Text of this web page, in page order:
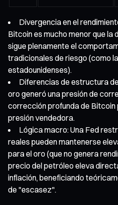
Divergencia en el
Bitcoin es mucho menor que la
sigue plenamente el
tradicionales de riesgo (como
estadounidenses).
Diferencias de estructura
oro generó una presión de
corrección profunda de
presión vendedora.
Lógica macro: Una Fed
reales pueden mantenerse
para el oro (que no genera
precio del petróleo eleva
inflación, beneficiando
de "escasez".